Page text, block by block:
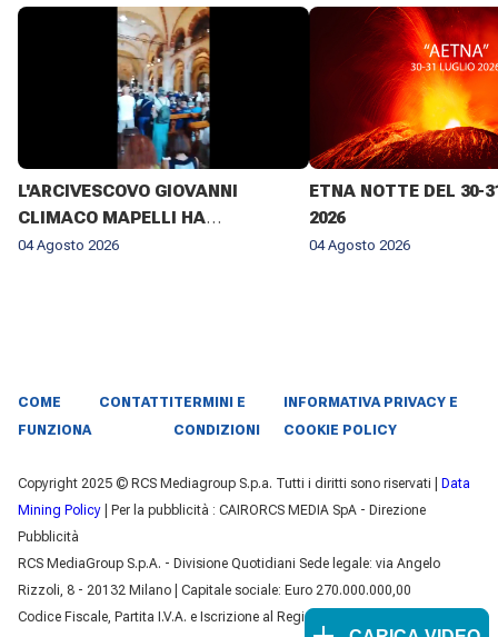
L'ARCIVESCOVO GIOVANNI
CLIMACO MAPELLI HA
PRESENZIATO AL FUNERALE DI
04 Agosto 2026
ETNA NOTTE DEL 30-
2026
04 Agosto 2026
COME
FUNZIONA
CONTATTI TERMINI E
CONDIZIONI
INFORMATIVA PRIVACY E
COOKIE POLICY
Copyright 2025 © RCS Mediagroup S.p.a. Tutti i diritti sono riservati |
Data
Mining Policy | Per la pubblicità : CAIRORCS MEDIA SpA - Direzione
Pubblicità
RCS MediaGroup S.p.A. - Divisione Quotidiani Sede legale: via Angelo
Rizzoli, 8 - 20132 Milano | Capitale sociale: Euro 270.000.000,00
Codice Fiscale, Partita I.V.A. e Iscrizione al Registro delle Imprese di Milano